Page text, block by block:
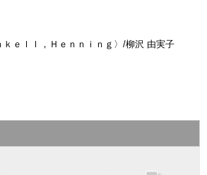
ｅｌｌ，Ｈｅｎｎｉｎｇ〉/柳沢 由実子